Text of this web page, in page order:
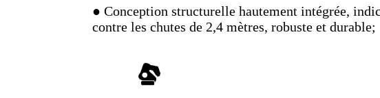
● Conception structurelle hautement intégrée,
contre les chutes de 2,4 mètres, robuste et durable;